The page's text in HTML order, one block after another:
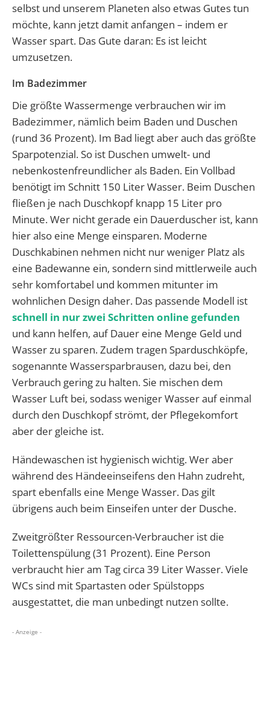
selbst und unserem Planeten also etwas Gutes tun
möchte, kann jetzt damit anfangen – indem er
Wasser spart. Das Gute daran: Es ist leicht
umzusetzen.
Im Badezimmer
Die größte Wassermenge verbrauchen wir im
Badezimmer, nämlich beim Baden und Duschen
(rund 36 Prozent). Im Bad liegt aber auch das größte
Sparpotenzial. So ist Duschen umwelt- und
nebenkostenfreundlicher als Baden. Ein Vollbad
benötigt im Schnitt 150 Liter Wasser. Beim Duschen
fließen je nach Duschkopf knapp 15 Liter pro
Minute. Wer nicht gerade ein Dauerduscher ist, kann
hier also eine Menge einsparen. Moderne
Duschkabinen nehmen nicht nur weniger Platz als
eine Badewanne ein, sondern sind mittlerweile auch
sehr komfortabel und kommen mitunter im
wohnlichen Design daher. Das passende Modell ist
schnell in nur zwei Schritten online gefunden
und kann helfen, auf Dauer eine Menge Geld und
Wasser zu sparen. Zudem tragen Sparduschköpfe,
sogenannte Wassersparbrausen, dazu bei, den
Verbrauch gering zu halten. Sie mischen dem
Wasser Luft bei, sodass weniger Wasser auf einmal
durch den Duschkopf strömt, der Pflegekomfort
aber der gleiche ist.
Händewaschen ist hygienisch wichtig. Wer aber
während des Händeeinseifens den Hahn zudreht,
spart ebenfalls eine Menge Wasser. Das gilt
übrigens auch beim Einseifen unter der Dusche.
Zweitgrößter Ressourcen-Verbraucher ist die
Toilettenspülung (31 Prozent). Eine Person
verbraucht hier am Tag circa 39 Liter Wasser. Viele
WCs sind mit Spartasten oder Spülstopps
ausgestattet, die man unbedingt nutzen sollte.
- Anzeige -